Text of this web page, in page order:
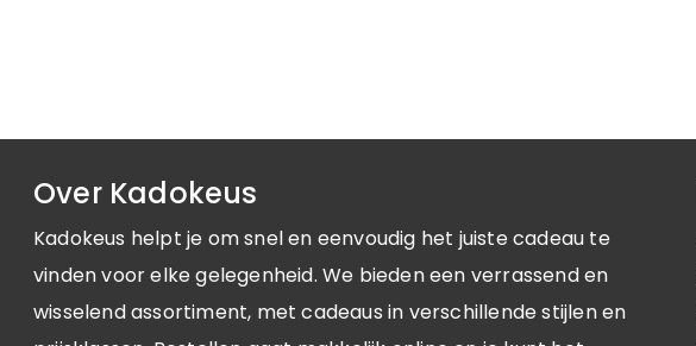
Over Kadokeus
Kadokeus helpt je om snel en eenvoudig het juiste cadeau te
vinden voor elke gelegenheid. We bieden een verrassend en
wisselend assortiment, met cadeaus in verschillende stijlen en